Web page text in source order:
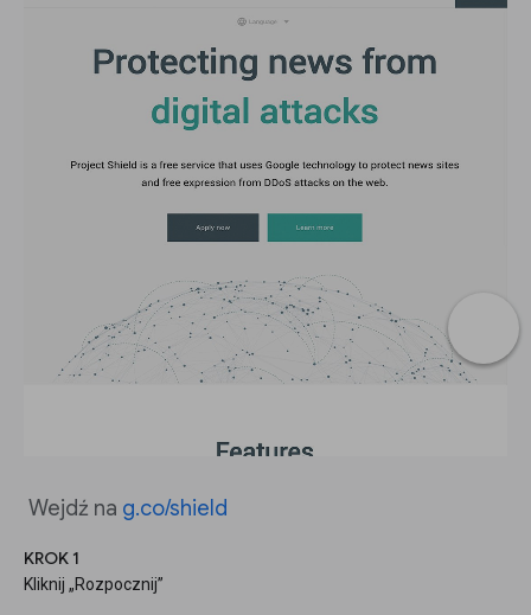
Wejdź na g.co/shield
KROK 1
Kliknij „Rozpocznij”